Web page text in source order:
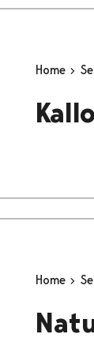
Home
Kallo
Home